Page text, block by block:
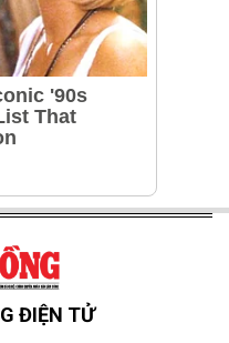
ĐIỆN TỬ